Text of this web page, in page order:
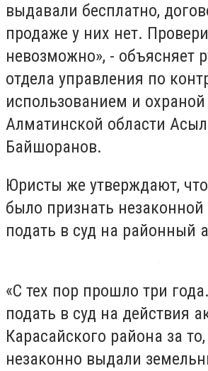
выдавали бесплатно,
продаже у них нет.
невозможно», - объясняет
отдела управления по
использованием и
Алматинской области
Байшоранов.
Юристы же утверждают,
было признать
подать в суд на районный
«С тех пор прошло три
подать в суд на действия
Карасайского района за
незаконно выдали